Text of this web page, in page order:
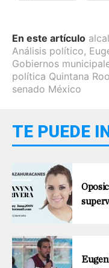
En este artículo
Análisis político,
Gobiernos
política Quintana Roo
senado México
TE PUEDE